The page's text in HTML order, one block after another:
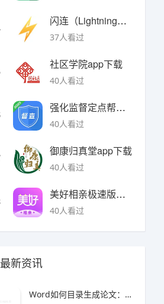
闪连（LightningX）加速器app
37人看过
社区学院app下载
40人看过
强化监督定点帮扶下载
40人看过
御康归真堂app下载
40人看过
美好相亲极速版下载
40人看过
最新资讯
Word如何目录生成论文：完整自动目录制作与论文排版实用教程